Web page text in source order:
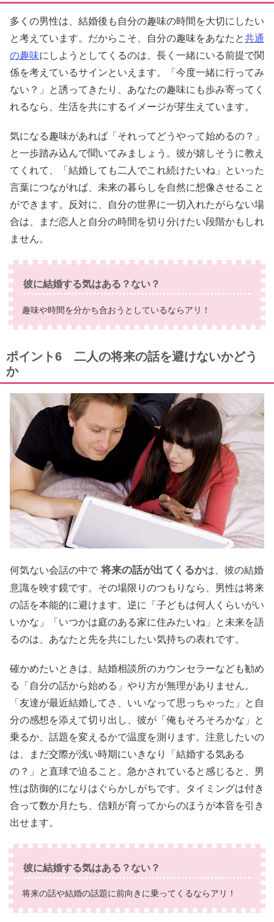
多くの男性は、結婚後も自分の趣味の時間を大切にしたい
と考えています。だからこそ、自分の趣味をあなたと共通
の趣味にしようとしてくるのは、長く一緒にいる前提で関
係を考えているサインといえます。「今度一緒に行ってみ
ない？」と誘ってきたり、あなたの趣味にも歩み寄ってく
れるなら、生活を共にするイメージが芽生えています。
気になる趣味があれば「それってどうやって始めるの？」
と一歩踏み込んで聞いてみましょう。彼が嬉しそうに教え
てくれて、「結婚しても二人でこれ続けたいね」といった
言葉につながれば、未来の暮らしを自然に想像させること
ができます。反対に、自分の世界に一切入れたがらない場
合は、まだ恋人と自分の時間を切り分けたい段階かもしれ
ません。
彼に結婚する気はある？ない？
趣味や時間を分かち合おうとしているならアリ！
ポイント6 二人の将来の話を避けないかどう
か
何気ない会話の中で 将来の話が出てくるかは、彼の結婚
意識を映す鏡です。その場限りのつもりなら、男性は将来
の話を本能的に避けます。逆に「子どもは何人くらいがい
いかな」「いつかは庭のある家に住みたいね」と未来を語
るのは、あなたと先を共にしたい気持ちの表れです。
確かめたいときは、結婚相談所のカウンセラーなども勧め
る「自分の話から始める」やり方が無理がありません。
「友達が最近結婚してさ、いいなって思っちゃった」と自
分の感想を添えて切り出し、彼が「俺もそろそろかな」と
乗るか、話題を変えるかで温度を測ります。注意したいの
は、まだ交際が浅い時期にいきなり「結婚する気ある
の？」と直球で迫ること。急かされていると感じると、男
性は防御的になりはぐらかしがちです。タイミングは付き
合って数か月たち、信頼が育ってからのほうが本音を引き
出せます。
彼に結婚する気はある？ない？
将来の話や結婚の話題に前向きに乗ってくるならアリ！